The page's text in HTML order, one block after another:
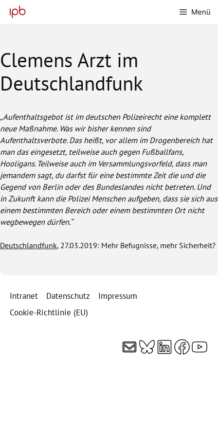
Inhalt
Menü
Clemens Arzt im
Deutschlandfunk
„Aufenthaltsgebot ist im deutschen Polizeirecht eine komplett
neue Maßnahme. Was wir bisher kennen sind
Aufenthaltsverbote. Das heißt, vor allem im Drogenbereich hat
man das eingesetzt, teilweise auch gegen Fußballfans,
Hooligans. Teilweise auch im Versammlungsvorfeld, dass man
jemandem sagt, du darfst für eine bestimmte Zeit die und die
Gegend von Berlin oder des Bundeslandes nicht betreten. Und
in Zukunft kann die Polizei Menschen aufgeben, dass sie sich aus
einem bestimmten Bereich oder einem bestimmten Ort nicht
wegbewegen dürfen.“
Deutschlandfunk, 27.03.2019: Mehr Befugnisse, mehr Sicherheit?
Intranet Datenschutz
Impressum
Cookie-Richtlinie (EU)
E-MailBluesky